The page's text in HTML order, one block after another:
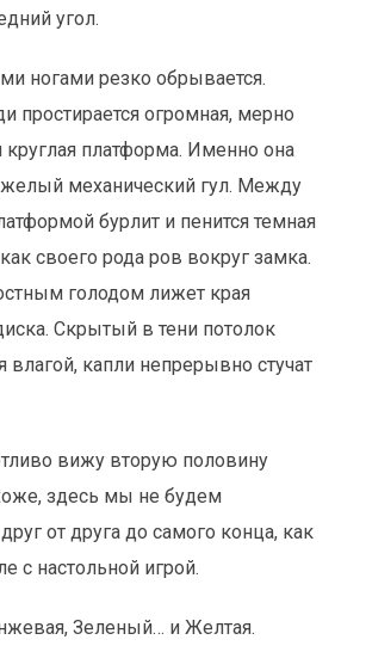
угол.
ногами резко обрывается.
простирается огромная, мерно
платформа. Именно она
механический гул. Между
бурлит и пенится темная
своего рода ров вокруг замка.
голодом лижет края
Скрытый в тени потолок
влагой, капли непрерывно стучат
вижу вторую половину
здесь мы не будем
от друга до самого конца, как
с настольной игрой.
Зеленый… и Желтая.